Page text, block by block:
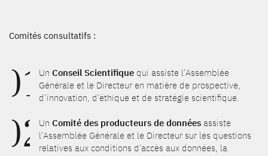
Comités consultatifs :
01Un Conseil Scientifique qui assiste l’Assemblée
Générale et le Directeur en matière de prospective,
d’innovation, d’éthique et de stratégie scientifique.
02Un Comité des producteurs de données assiste
l’Assemblée Générale et le Directeur sur les questions
relatives aux conditions d’accès aux données, la